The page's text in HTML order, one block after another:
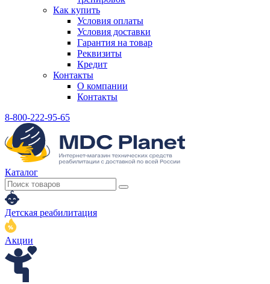
Как купить
Условия оплаты
Условия доставки
Гарантия на товар
Реквизиты
Кредит
Контакты
О компании
Контакты
8-800-222-95-65
Каталог
Детская реабилитация
Акции